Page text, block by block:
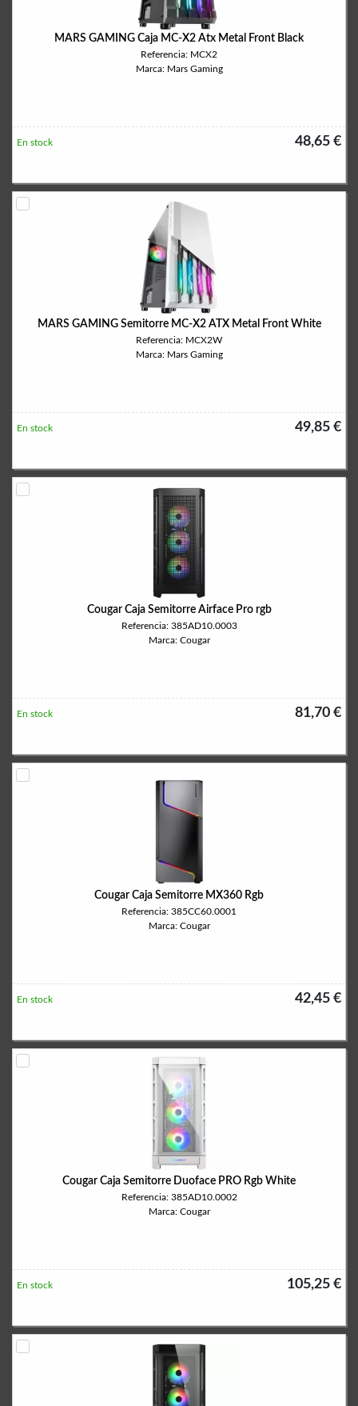
MARS GAMING Caja MC-X2 Atx Metal Front Black
Referencia: MCX2
Marca: Mars Gaming
48,65 €
En stock
MARS GAMING Semitorre MC-X2 ATX Metal Front White
Referencia: MCX2W
Marca: Mars Gaming
49,85 €
En stock
Cougar Caja Semitorre Airface Pro rgb
Referencia: 385AD10.0003
Marca: Cougar
81,70 €
En stock
Cougar Caja Semitorre MX360 Rgb
Referencia: 385CC60.0001
Marca: Cougar
42,45 €
En stock
Cougar Caja Semitorre Duoface PRO Rgb White
Referencia: 385AD10.0002
Marca: Cougar
105,25 €
En stock